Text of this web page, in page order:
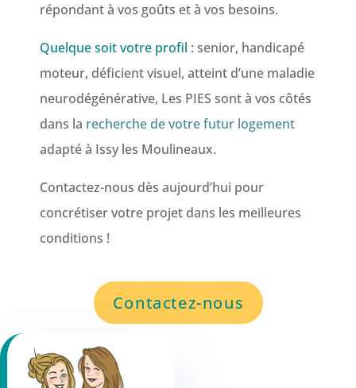
répondant à vos goûts et à vos besoins.
Quelque soit votre profil :senior, handicapé
moteur, déficient visuel, atteint d’une maladie
neurodégénérative, Les PIES sont à vos côtés
dans la recherche de votre futur logement
adapté à Issy les Moulineaux.
Contactez-nous dès aujourd’hui pour
concrétiser votre projet dans les meilleures
conditions !
Contactez-nous